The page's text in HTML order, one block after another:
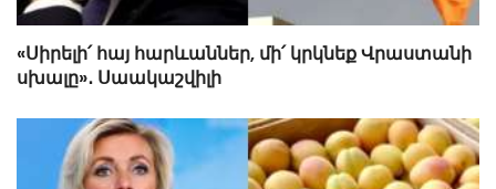
«Սիրելի՛ հայ հարևաններ, մի՛ կրկնեք Վրաստանի
սխալը»․ Սաակաշվիլի